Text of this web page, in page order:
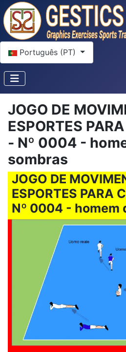
Escolha o seu idioma
Português (PT)
JOGO DE
ESPORTES
- Nº 0004 -
sombras
JOGO DE
ESPORTES PARA
Nº 0004 - homem